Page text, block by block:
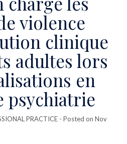
violence
clinique
adultes lors
en
psychiatrie
PRACTICE - Posted on Nov